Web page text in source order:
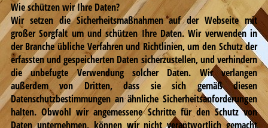
Wie schützen wir Ihre Daten?
Wir setzen die Sicherheitsmaßnahmen auf der Webseite mit
großer Sorgfalt um und schützen Ihre Daten. Wir verwenden in
der Branche übliche Verfahren und Richtlinien, um den Schutz der
erfassten und gespeicherten Daten sicherzustellen, und verhindern
die unbefugte Verwendung solcher Daten. Wir verlangen
außerdem von Dritten, dass sie sich gemäß diesen
Datenschutzbestimmungen an ähnliche Sicherheitsanforderungen
halten. Obwohl wir angemessene Schritte für den Schutz von
Daten unternehmen, können wir nicht verantwortlich gemacht